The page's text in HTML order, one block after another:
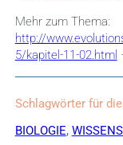
Mehr zum Thema:
http://
5/kapitel-11-02.html
Schlagwörter für
BIOLOGIE,